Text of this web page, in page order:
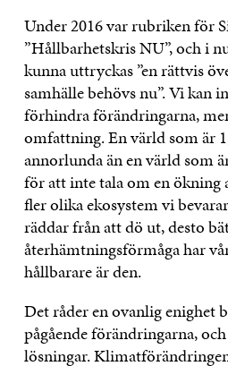
Under 2016 var rubriken för
”Hållbarhetskris NU”, och i
kunna uttryckas ”en rättvis
samhälle behövs nu”. Vi kan
förhindra förändringarna,
omfattning. En värld som är
annorlunda än en värld som
för att inte tala om en ökning
fler olika ekosystem vi
räddar från att dö ut, desto
återhämtningsförmåga har
hållbarare är den.
Det råder en ovanlig enighet
pågående förändringarna,
lösningar.